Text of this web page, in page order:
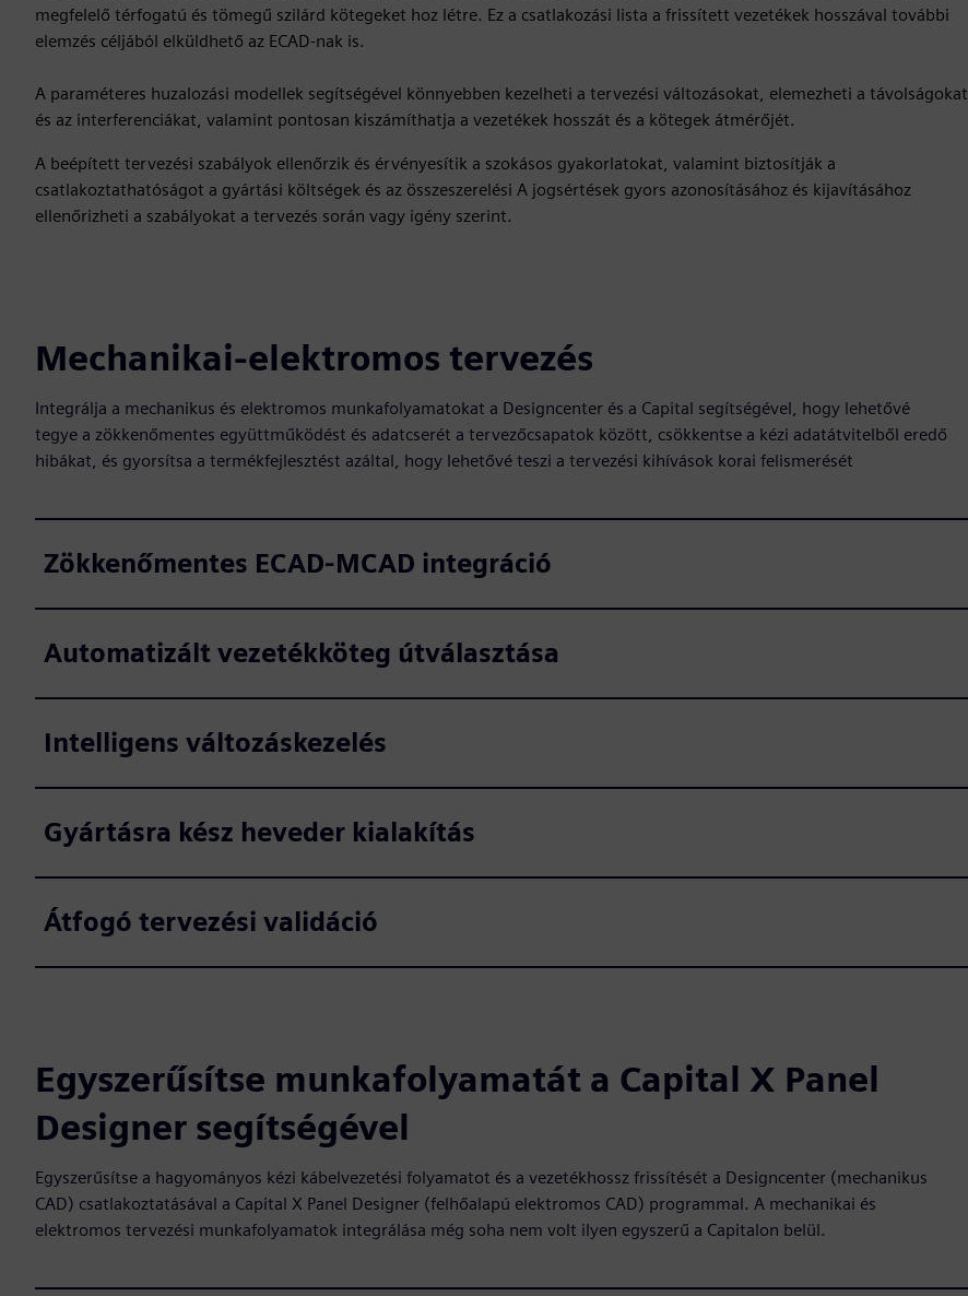
megfelelő térfogatú és tömegű szilárd kötegeket hoz létre. Ez a csatlakozási lista a frissített vezetékek hosszával további
elemzés céljából elküldhető az ECAD-nak is.
A paraméteres huzalozási modellek segítségével könnyebben kezelheti a tervezési változásokat, elemezheti a távolságokat
és az interferenciákat, valamint pontosan kiszámíthatja a vezetékek hosszát és a kötegek átmérőjét.
A beépített tervezési szabályok ellenőrzik és érvényesítik a szokásos gyakorlatokat, valamint biztosítják a
csatlakoztathatóságot a gyártási költségek és az összeszerelési A jogsértések gyors azonosításához és kijavításához
ellenőrizheti a szabályokat a tervezés során vagy igény szerint.
Mechanikai-elektromos tervezés
Integrálja a mechanikus és elektromos munkafolyamatokat a Designcenter és a Capital segítségével, hogy lehetővé
tegye a zökkenőmentes együttműködést és adatcserét a tervezőcsapatok között, csökkentse a kézi adatátvitelből eredő
hibákat, és gyorsítsa a termékfejlesztést azáltal, hogy lehetővé teszi a tervezési kihívások korai felismerését
Zökkenőmentes ECAD-MCAD integráció
Automatizált vezetékköteg útválasztása
Intelligens változáskezelés
Gyártásra kész heveder kialakítás
Átfogó tervezési validáció
Egyszerűsítse munkafolyamatát a Capital X Panel
Designer segítségével
Egyszerűsítse a hagyományos kézi kábelvezetési folyamatot és a vezetékhossz frissítését a Designcenter (mechanikus
CAD) csatlakoztatásával a Capital X Panel Designer (felhőalapú elektromos CAD) programmal. A mechanikai és
elektromos tervezési munkafolyamatok integrálása még soha nem volt ilyen egyszerű a Capitalon belül.